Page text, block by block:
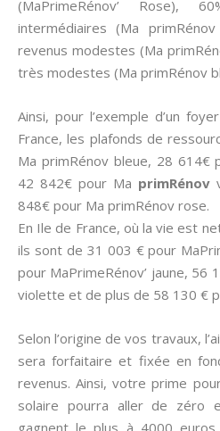
(MaPrimeRénov’ Rose),
intermédiaires (Ma
revenus modestes (Ma
très modestes (Ma primRénov
Ainsi, pour l’exemple d’un
France, les plafonds de
Ma primRénov bleue, 28 614€
42 842€ pour Ma primRénov
848€ pour Ma primRénov rose.
En Ile de France, où la vie est
ils sont de 31 003 € pour
pour MaPrimeRénov’ jaune, 56
violette et de plus de 58 130 €
Selon l’origine de vos travaux,
sera forfaitaire et fixée en
revenus. Ainsi, votre prime
solaire pourra aller de zéro
gagnent le plus à 4000